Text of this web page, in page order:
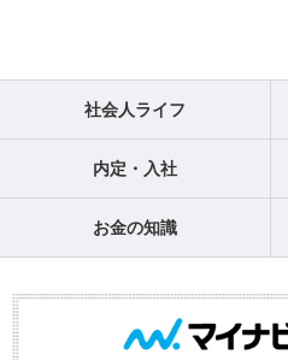
社会人ライフ
内定・入社
お金の知識